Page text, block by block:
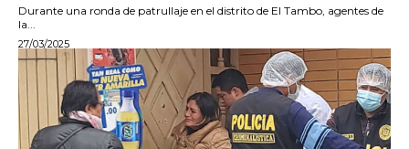
Durante una ronda de patrullaje en el distrito de El Tambo, agentes de
la...
27/03/2025